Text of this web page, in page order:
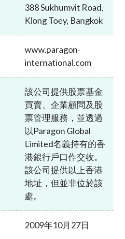
388 Sukhumvit Road,
Klong Toey, Bangkok
www.paragon-
international.com
該公司提供股票基金
買賣、企業顧問及股
票管理服務，並透過
以Paragon Global
Limited名義持有的香
港銀行戶口作交收。
該公司提供以上香港
地址，但並非位於該
處。
2009年10月27日